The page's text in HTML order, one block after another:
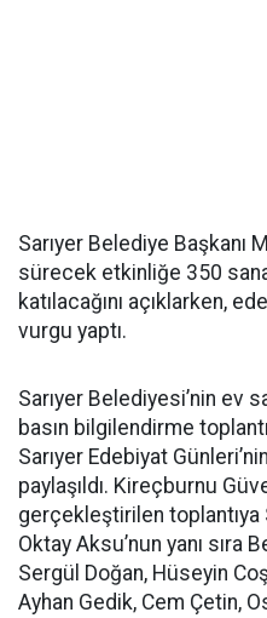
Sarıyer Belediye Başkanı
sürecek etkinliğe 350
katılacağını açıklarken,
vurgu yaptı.
Sarıyer Belediyesi’nin ev
basın bilgilendirme
Sarıyer Edebiyat
paylaşıldı. Kireçburnu
gerçekleştirilen toplantıya
Oktay Aksu’nun yanı sıra
Sergül Doğan, Hüseyin
Ayhan Gedik, Cem Çetin,